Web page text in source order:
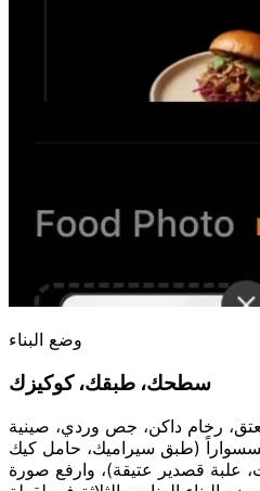
وضع البناء
سطحك، طبقك، كوكيزك
رخام داكن، جص وردي، صينية
(طبق سيراميك، حامل كيك
علبة قصدير عتيقة)، وارفع صورة